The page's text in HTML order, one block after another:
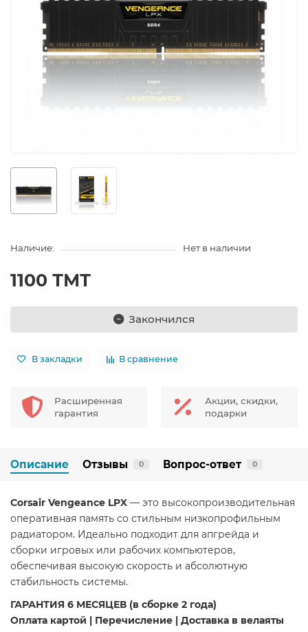
Наличие: Нет в наличии
1100 ТМТ
Закончился
В закладки В сравнение
Расширенная
гарантия
Акции, скидки,
подарки
Описание Отзывы 0 Вопрос-ответ 0
Corsair Vengeance LPX — это высокопроизводительная
оперативная память со стильным низкопрофильным
радиатором. Идеально подходит для апгрейда и
сборки игровых или рабочих компьютеров,
обеспечивая высокую скорость и абсолютную
стабильность системы.
ГАРАНТИЯ 6 МЕСЯЦЕВ (в сборке 2 года)
Оплата картой | Перечисление | Доставка в велаяты